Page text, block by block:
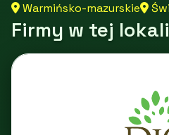
Warmińsko-mazurskie
Firmy w tej